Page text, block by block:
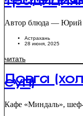
Котлеты
Автор блюда — Юрий
Астрахань
28 июня, 2025
читать
Довга
суп)
Кафе «Миндаль»,